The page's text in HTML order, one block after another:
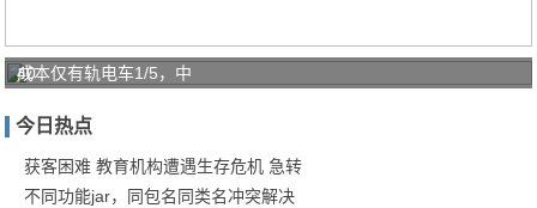
40
老
破
小
成本仅有轨电车1/5，中
今日热点
获客困难 教育机构遭遇生存危机 急转
不同功能jar，同包名同类名冲突解决